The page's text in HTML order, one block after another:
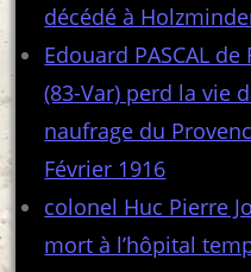
décédé à
Edouard PASCAL de
(83-Var) perd la vie
naufrage du
Février 1916
colonel Huc Pierre
mort à l’hôpital